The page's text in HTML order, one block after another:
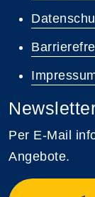
Per E-Mail
Angebote.